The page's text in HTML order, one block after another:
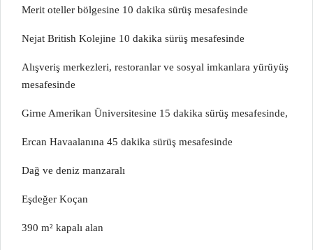
Merit oteller bölgesine 10 dakika sürüş mesafesinde
Nejat British Kolejine 10 dakika sürüş mesafesinde
Alışveriş merkezleri, restoranlar ve sosyal imkanlara yürüyüş
mesafesinde
Girne Amerikan Üniversitesine 15 dakika sürüş mesafesinde,
Ercan Havaalanına 45 dakika sürüş mesafesinde
Dağ ve deniz manzaralı
Eşdeğer Koçan
390 m² kapalı alan